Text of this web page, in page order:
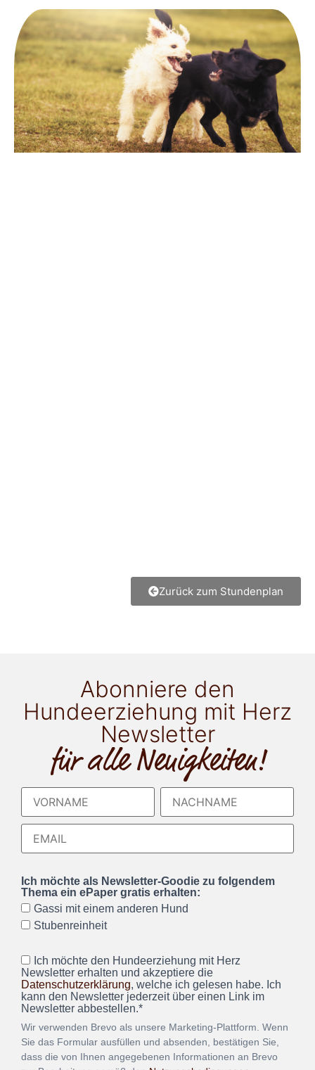
Zurück zum Stundenplan
Abonniere den
Hundeerziehung mit Herz
Newsletter
für alle Neuigkeiten!
Ich möchte als Newsletter-Goodie zu folgendem
Thema ein ePaper gratis erhalten:
Gassi mit einem anderen Hund
Stubenreinheit
Ich möchte den Hundeerziehung mit Herz
Newsletter erhalten und akzeptiere die
Datenschutzerklärung, welche ich gelesen habe. Ich
kann den Newsletter jederzeit über einen Link im
Newsletter abbestellen.*
Wir verwenden Brevo als unsere Marketing-Plattform. Wenn
Sie das Formular ausfüllen und absenden, bestätigen Sie,
dass die von Ihnen angegebenen Informationen an Brevo